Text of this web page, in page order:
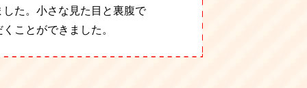
た。 小さな見た目と裏腹で
ことができました。
きなものが多く処分にお困
具を運び出した後は、主に
た。 一部の電化製品を買
るスチール製の本棚の処分
いただきました。
ご依頼です。設備などはそ
ていただきました。
事務所へお引越しさせてい
は運ぶことが困難で、業務